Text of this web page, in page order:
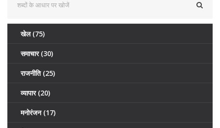
खेल (75)
समाचार (30)
राजनीति (25)
व्यापार (20)
मनोरंजन (17)